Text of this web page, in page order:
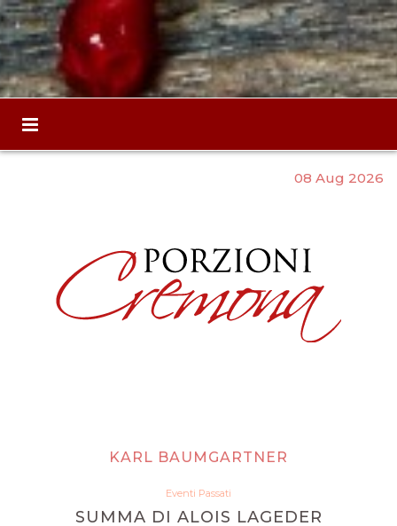
08 Aug 2026
KARL BAUMGARTNER
Eventi Passati
SUMMA DI ALOIS LAGEDER